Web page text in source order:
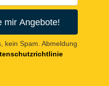
mir Angebote!
kein Spam. Abmeldung